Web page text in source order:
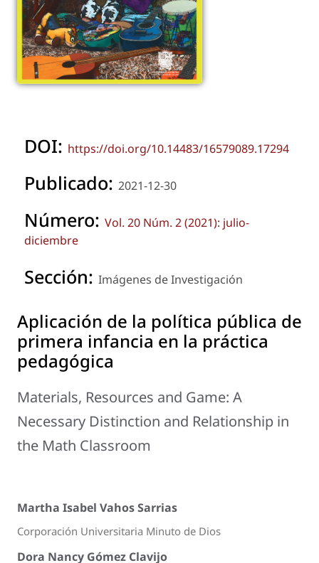
DOI: https://doi.org/10.14483/16579089.17294
Publicado: 2021-12-30
Número: Vol. 20 Núm. 2 (2021): julio-
diciembre
Sección: Imágenes de Investigación
Aplicación de la política pública de
primera infancia en la práctica
pedagógica
Materials, Resources and Game: A
Necessary Distinction and Relationship in
the Math Classroom
Martha Isabel Vahos Sarrias
Corporación Universitaria Minuto de Dios
Dora Nancy Gómez Clavijo